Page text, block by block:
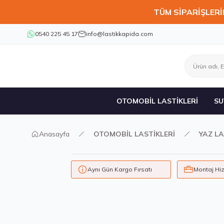
TÜM
0540 225 45 17 info@lastikkapida.com
OTOMOBİL LASTİKLERİ
Anasayfa OTOMOBİL LASTİKLERİ YAZ
Aynı Gün Kargo Fırsatı Montaj